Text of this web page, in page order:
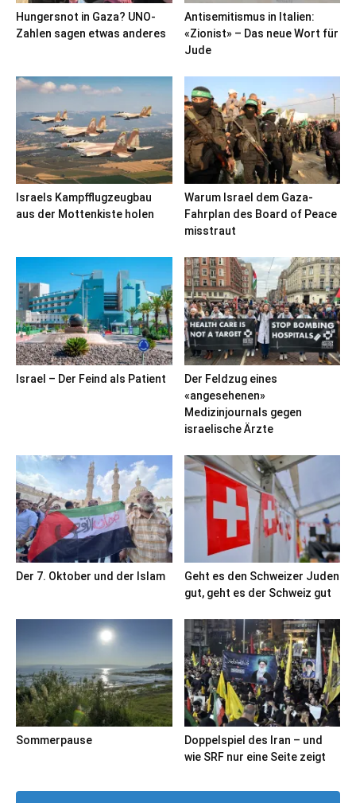
Hungersnot in Gaza? UNO-
Zahlen sagen etwas anderes
Antisemitismus in Italien:
«Zionist» – Das neue Wort für
Jude
Israels Kampfflugzeugbau
aus der Mottenkiste holen
Warum Israel dem Gaza-
Fahrplan des Board of Peace
misstraut
Israel – Der Feind als Patient
Der Feldzug eines
«angesehenen»
Medizinjournals gegen
israelische Ärzte
Der 7. Oktober und der Islam
Geht es den Schweizer Juden
gut, geht es der Schweiz gut
Sommerpause
Doppelspiel des Iran – und
wie SRF nur eine Seite zeigt